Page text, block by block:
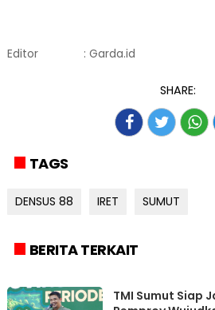
Editor : Garda.id
SHARE:
TAGS
DENSUS 88 IRET SUMUT
BERITA TERKAIT
TMI Sumut Siap